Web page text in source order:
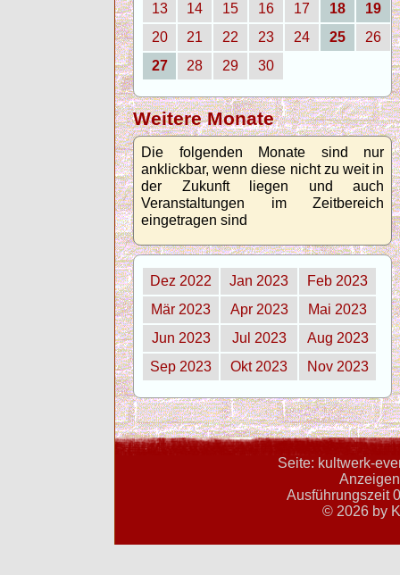
13
14 15 16 17 18
19
20
21 22 23 24 25
26
27
28 29 30
Weitere Monate
Die folgenden Monate sind nur
anklickbar, wenn diese nicht zu weit in
der Zukunft liegen und auch
Veranstaltungen im Zeitbereich
eingetragen sind
Dez 2022 Jan 2023
Feb 2023
Mär 2023
Apr 2023
Mai 2023
Jun 2023
Jul 2023
Aug 2023
Sep 2023
Okt 2023 Nov 2023
Seite: kultwerk-
Ausführungszeit
© 2026 by